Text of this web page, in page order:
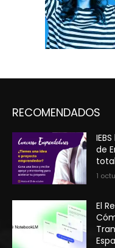
RECOMENDADOS
de
1
El